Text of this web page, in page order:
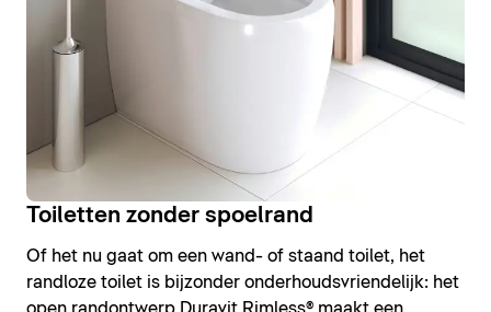
Toiletten zonder spoelrand
Of het nu gaat om een wand- of staand toilet, het
randloze toilet is bijzonder onderhoudsvriendelijk: het